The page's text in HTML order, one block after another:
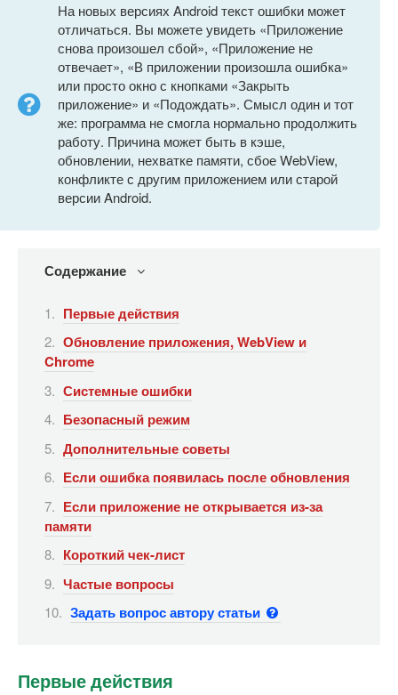
На новых версиях Android текст ошибки может
отличаться. Вы можете увидеть «Приложение
снова произошел сбой», «Приложение не
отвечает», «В приложении произошла ошибка»
или просто окно с кнопками «Закрыть
приложение» и «Подождать». Смысл один и тот
же: программа не смогла нормально продолжить
работу. Причина может быть в кэше,
обновлении, нехватке памяти, сбое WebView,
конфликте с другим приложением или старой
версии Android.
Содержание
Первые действия
Обновление приложения, WebView и
Chrome
Системные ошибки
Безопасный режим
Дополнительные советы
Если ошибка появилась после обновления
Если приложение не открывается из-за
памяти
Короткий чек-лист
Частые вопросы
Задать вопрос автору статьи
Первые действия